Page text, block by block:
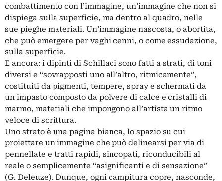
combattimento con l’immagine, un’immagine che non si
dispiega sulla superficie, ma dentro al quadro, nelle
sue pieghe materiali. Un’immagine nascosta, o abortita,
che può emergere per vaghi cenni, o come essudazione,
sulla superficie.
E ancora: i dipinti di Schillaci sono fatti a strati, di toni
diversi e “sovrapposti uno all’altro, ritmicamente”,
costituiti da pigmenti, tempere, spray e schermati da
un impasto composto da polvere di calce e cristalli di
marmo, materiali che impongono all’artista un ritmo
veloce di scrittura.
Uno strato è una pagina bianca, lo spazio su cui
proiettare un’immagine che può delinearsi per via di
pennellate e tratti rapidi, sincopati, riconducibili al
reale o semplicemente “asignificanti e di sensazione”
(G. Deleuze). Dunque, ogni campitura copre, nasconde,